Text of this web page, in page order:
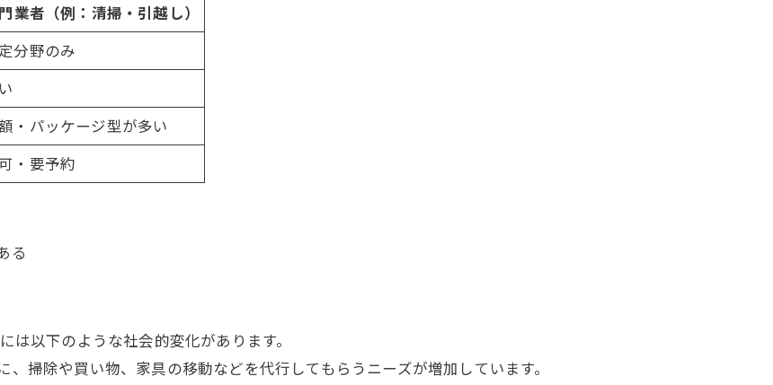
業者 （例：清掃・引越し）
分野のみ
・パッケージ型が多い
・要予約
る
以下のような社会的変化があります。
掃除や買い物、家具の移動などを代行してもらうニーズが増加しています。